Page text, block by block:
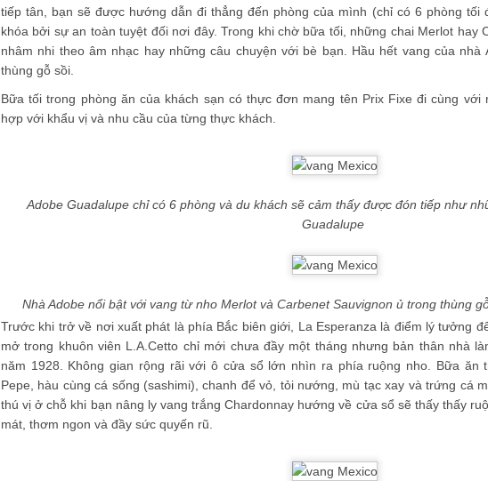
tiếp tân, bạn sẽ được hướng dẫn đi thẳng đến phòng của mình (chỉ có 6 phòng tối
khóa bởi sự an toàn tuyệt đối nơi đây. Trong khi chờ bữa tối, những chai Merlot hay
nhâm nhi theo âm nhạc hay những câu chuyện với bè bạn. Hầu hết vang của nhà
thùng gỗ sồi.
Bữa tối trong phòng ăn của khách sạn có thực đơn mang tên Prix Fixe đi cùng với
hợp với khẩu vị và nhu cầu của từng thực khách.
Adobe Guadalupe chỉ có 6 phòng và du khách sẽ cảm thấy được đón tiếp như
Guadalupe
Nhà Adobe nổi bật với vang từ nho Merlot và Carbenet Sauvignon ủ trong thùng
Trước khi trở về nơi xuất phát là phía Bắc biên giới, La Esperanza là điểm lý tưởng
mở trong khuôn viên L.A.Cetto chỉ mới chưa đầy một tháng nhưng bản thân nhà
năm 1928. Không gian rộng rãi với ô cửa sổ lớn nhìn ra phía ruộng nho. Bữa ăn
Pepe, hàu cùng cá sống (sashimi), chanh để vỏ, tỏi nướng, mù tạc xay và trứng cá
thú vị ở chỗ khi bạn nâng ly vang trắng Chardonnay hướng về cửa sổ sẽ thấy thấy
mát, thơm ngon và đầy sức quyến rũ.
lực, đánh đổi sức khỏe, bạn bè, thậm chí tình yêu. Jason nói bản thân thường làm việc
đa số chuyến đi nước ngoài là công tác chứ không phải du lịch tận hưởng như nhiều